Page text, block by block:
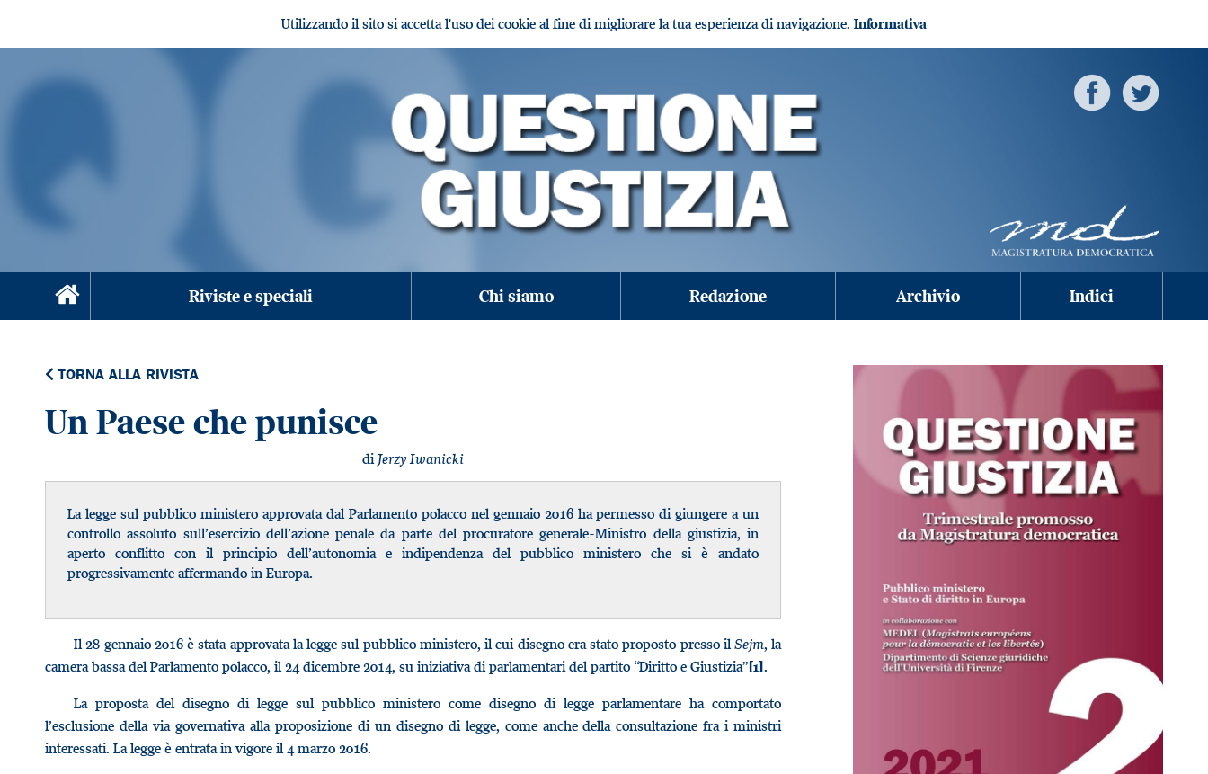
Utilizzando il sito si accetta l'uso dei cookie al fine di migliorare la tua esperienza di navigazione. Informativa
Riviste e speciali Chi siamo Redazione Archivio Indici
TORNA ALLA RIVISTA
Un Paese che punisce
di Jerzy Iwanicki
La legge sul pubblico ministero approvata dal Parlamento polacco nel gennaio 2016 ha permesso di giungere a un
controllo assoluto sull’esercizio dell’azione penale da parte del procuratore generale-Ministro della giustizia, in
aperto conflitto con il principio dell’autonomia e indipendenza del pubblico ministero che si è andato
progressivamente affermando in Europa.
Il 28 gennaio 2016 è stata approvata la legge sul pubblico ministero, il cui disegno era stato proposto presso ilSejm, la
camera bassa del Parlamento polacco, il 24 dicembre 2014, su iniziativa di parlamentari del partito “Diritto e Giustizia”[1].
La proposta del disegno di legge sul pubblico ministero come disegno di legge parlamentare ha comportato
l’esclusione della via governativa alla proposizione di un disegno di legge, come anche della consultazione fra i ministri
interessati. La legge è entrata in vigore il 4 marzo 2016.